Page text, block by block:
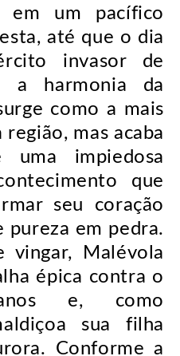
em um pacífico
até que o dia
invasor de
a harmonia da
como a mais
mas acaba
uma impiedosa
que
seu coração
em pedra.
vingar, Malévola
épica contra o
e, como
sua filha
Conforme a